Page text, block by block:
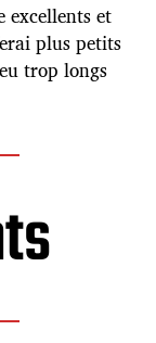
excellents et
plus petits
trop longs